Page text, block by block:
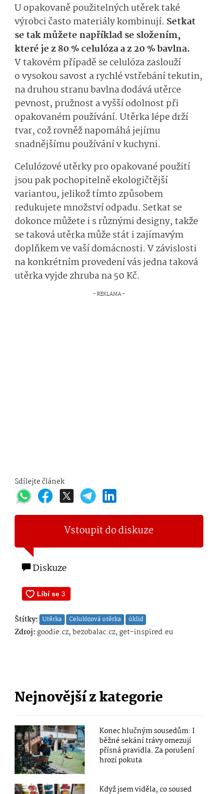
U opakovaně použitelných utěrek také
výrobci často materiály kombinují. Setkat
se tak můžete například se složením,
které je z 80 % celulóza a z 20 % bavlna.
V takovém případě se celulóza zaslouží
o vysokou savost a rychlé vstřebání tekutin,
na druhou stranu bavlna dodává utěrce
pevnost, pružnost a vyšší odolnost při
opakovaném používání. Utěrka lépe drží
tvar, což rovněž napomáhá jejímu
snadnějšímu používání v kuchyni.
Celulózové utěrky pro opakované použití
jsou pak pochopitelně ekologičtější
variantou, jelikož tímto způsobem
redukujete množství odpadu. Setkat se
dokonce můžete i s různými designy, takže
se taková utěrka může stát i zajímavým
doplňkem ve vaší domácnosti. V závislosti
na konkrétním provedení vás jedna taková
utěrka vyjde zhruba na 50 Kč.
Sdílejte článek
Vstoupit do diskuze
Diskuze
Štítky: Utěrka Celulózová utěrka úklid
Zdroj: goodie.cz, bezobalac.cz, get-inspired.eu
Nejnovější z kategorie
Konec hlučným sousedům: I
běžné sekání trávy omezují
přísná pravidla. Za porušení
hrozí pokuta
Když jsem viděla, co soused